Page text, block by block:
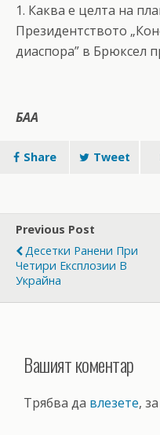
1. Каква е целта на
Президентството
диаспора” в Брюксел
БАА
Share Tweet
Previous Post
Десетки Ранени При
Четири Експлозии В
Украйна
Вашият коментар
Трябва да влезете,